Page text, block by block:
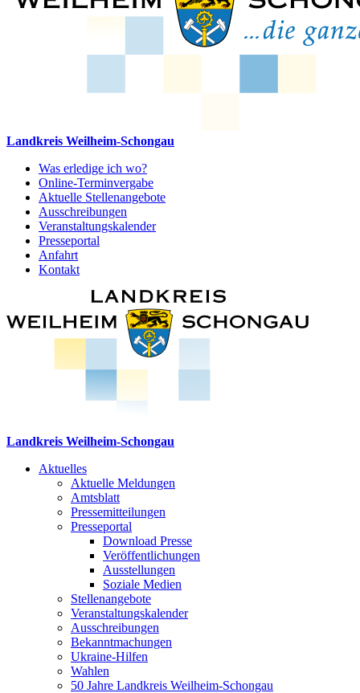
Landkreis Weilheim-Schongau
Was erledige ich wo?
Online-Terminvergabe
Aktuelle Stellenangebote
Ausschreibungen
Veranstaltungskalender
Presseportal
Anfahrt
Kontakt
Landkreis Weilheim-Schongau
Aktuelles
Aktuelle Meldungen
Amtsblatt
Pressemitteilungen
Presseportal
Download Presse
Veröffentlichungen
Ausstellungen
Soziale Medien
Stellenangebote
Veranstaltungskalender
Ausschreibungen
Bekanntmachungen
Ukraine-Hilfen
Wahlen
50 Jahre Landkreis Weilheim-Schongau